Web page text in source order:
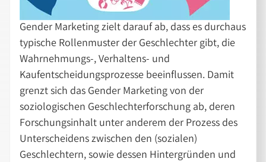
Gender Marketing zielt darauf ab, dass es durchaus
typische Rollenmuster der Geschlechter gibt, die
Wahrnehmungs-, Verhaltens- und
Kaufentscheidungsprozesse beeinflussen. Damit
grenzt sich das Gender Marketing von der
soziologischen Geschlechterforschung ab, deren
Forschungsinhalt unter anderem der Prozess des
Unterscheidens zwischen den (sozialen)
Geschlechtern, sowie dessen Hintergründen und